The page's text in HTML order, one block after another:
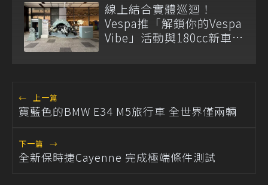
線上結合實體巡迴！
Vespa推「解鎖你的Vespa
Vibe」活動與180cc新車全
← 上一篇
寶藍色的BMW E34 M5旅行車 全世界僅兩輛
下一篇 →
全新保時捷Cayenne 完成極端條件測試